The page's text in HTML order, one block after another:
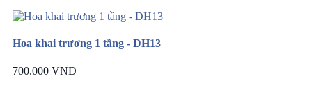
Hoa khai trương 1 tầng - DH13
700.000 VND